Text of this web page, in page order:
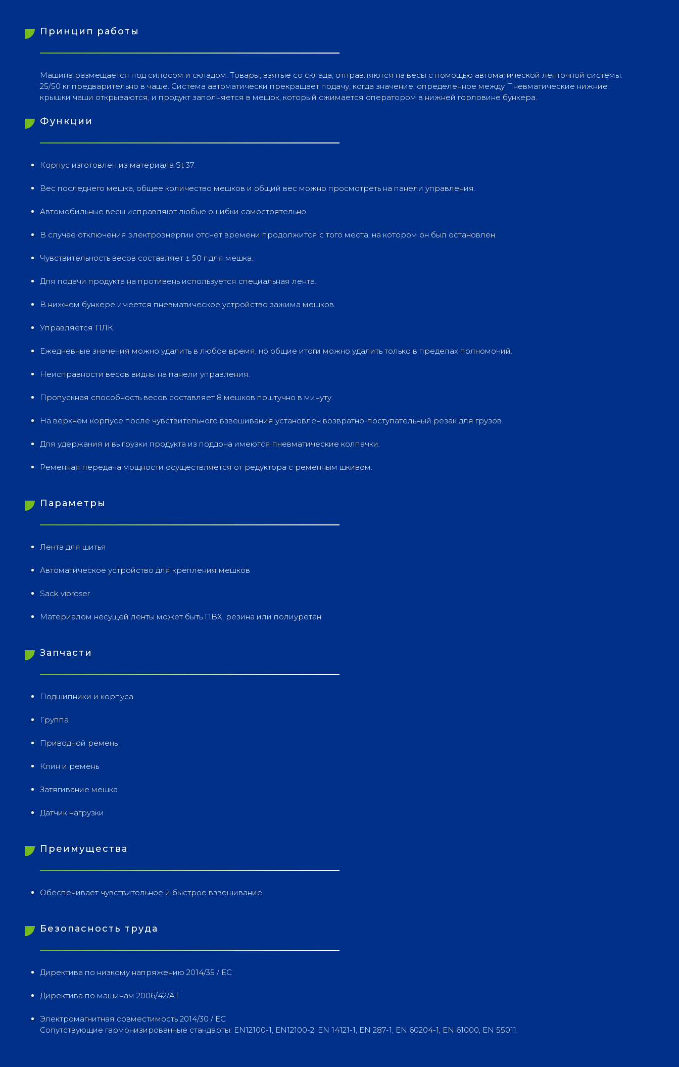
Принцип работы
Машина размещается под силосом и складом. Товары, взятые со склада, отправляются на весы с помощью автоматической ленточной системы.
25/50 кг предварительно в чаше. Система автоматически прекращает подачу, когда значение, определенное между Пневматические нижние
крышки чаши открываются, и продукт заполняется в мешок, который сжимается оператором в нижней горловине бункера.
Функции
Корпус изготовлен из материала St 37.
Вес последнего мешка, общее количество мешков и общий вес можно просмотреть на панели управления.
Автомобильные весы исправляют любые ошибки самостоятельно.
В случае отключения электроэнергии отсчет времени продолжится с того места, на котором он был остановлен.
Чувствительность весов составляет ± 50 г для мешка.
Для подачи продукта на противень используется специальная лента.
В нижнем бункере имеется пневматическое устройство зажима мешков.
Управляется ПЛК.
Ежедневные значения можно удалить в любое время, но общие итоги можно удалить только в пределах полномочий.
Неисправности весов видны на панели управления.
Пропускная способность весов составляет 8 мешков поштучно в минуту.
На верхнем корпусе после чувствительного взвешивания установлен возвратно-поступательный резак для грузов.
Для удержания и выгрузки продукта из поддона имеются пневматические колпачки.
Ременная передача мощности осуществляется от редуктора с ременным шкивом.
Параметры
Лента для шитья
Автоматическое устройство для крепления мешков
Sack vibroser
Материалом несущей ленты может быть ПВХ, резина или полиуретан.
Запчасти
Подшипники и корпуса
Группа
Приводной ремень
Клин и ремень
Затягивание мешка
Датчик нагрузки
Преимущества
Обеспечивает чувствительное и быстрое взвешивание.
Безопасность труда
Директива по низкому напряжению 2014/35 / ЕС
Директива по машинам 2006/42/AT
Электромагнитная совместимость 2014/30 / ЕС
Сопутствующие гармонизированные стандарты: EN12100-1, EN12100-2, EN 14121-1, EN 287-1, EN 60204-1, EN 61000, EN 55011.